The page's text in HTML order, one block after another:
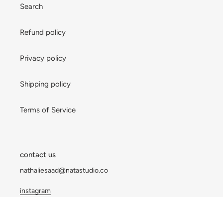
Search
Refund policy
Privacy policy
Shipping policy
Terms of Service
contact us
nathaliesaad@natastudio.co
instagram